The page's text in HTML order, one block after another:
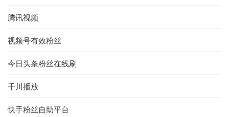
腾讯视频
视频号有效粉丝
今日头条粉丝在线刷
千川播放
快手粉丝自助平台